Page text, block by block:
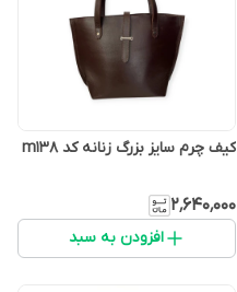
کیف چرم سایز بزرگ زنانه کد m138
۲٬۶۴۰٬۰۰۰
افزودن به سبد